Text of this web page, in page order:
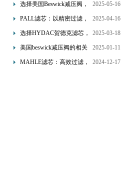
选择美国Beswick减压阀，
提升流体系统效率
2025-05-16
PALL滤芯：以精密过滤，
为工业流体筑起“隐形安全
2025-04-16
选择HYDAC贺德克滤芯，
享受精准过滤与稳定性能
2025-03-18
美国beswick减压阀的相关
知识
2025-01-11
MAHLE滤芯：高效过滤，
2024-12-17